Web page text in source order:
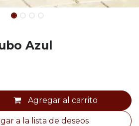
Azul
Agregar al carrito
a la lista de deseos